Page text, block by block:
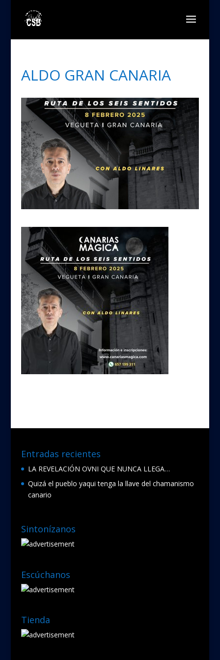
ALDO GRAN CANARIA
Entradas recientes
LA REVELACIÓN OVNI QUE NUNCA LLEGA…
Quizá el pueblo yaqui tenga la llave del chamanismo
canario
Sintonízanos
Escúchanos
Tienda